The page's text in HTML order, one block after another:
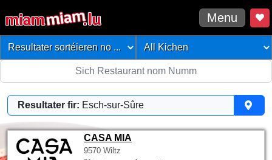
Menu
Resultater fir: Esch-sur-Sûre
CASA MIA
9570 Wiltz